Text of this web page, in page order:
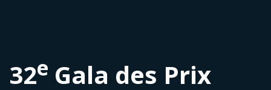
32e Gala des Prix